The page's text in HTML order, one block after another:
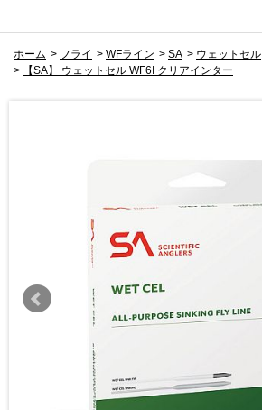
ホーム > フライ > WFライン > SA > ウェットセル
>
【SA】 ウェットセル WF6I クリアインター